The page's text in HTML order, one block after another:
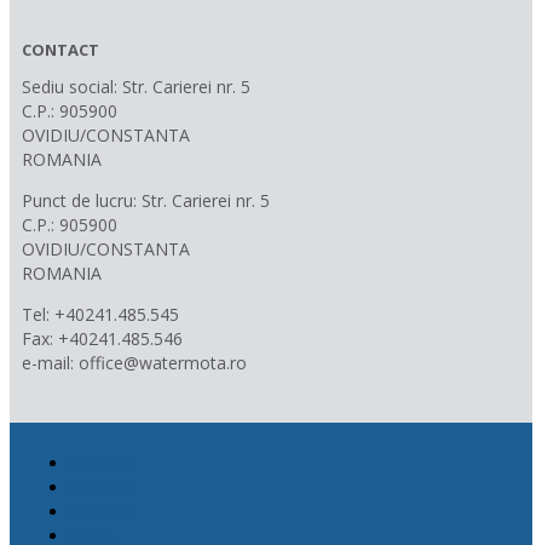
CONTACT
Sediu social: Str. Carierei nr. 5
C.P.: 905900
OVIDIU/CONSTANTA
ROMANIA
Punct de lucru: Str. Carierei nr. 5
C.P.: 905900
OVIDIU/CONSTANTA
ROMANIA
Tel: +40241.485.545
Fax: +40241.485.546
e-mail: office@watermota.ro